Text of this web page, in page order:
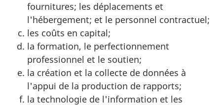
fournitures; les déplacements et
l'hébergement; et le personnel contractuel;
les coûts en capital;
la formation, le perfectionnement
professionnel et le soutien;
la création et la collecte de données à
l'appui de la production de rapports;
la technologie de l'information et les